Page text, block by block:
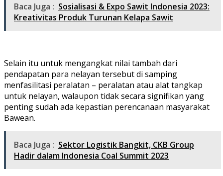
Baca Juga : Sosialisasi & Expo Sawit Indonesia 2023:
Kreativitas Produk Turunan Kelapa Sawit
Selain itu untuk mengangkat nilai tambah dari
pendapatan para nelayan tersebut di samping
menfasilitasi peralatan – peralatan atau alat tangkap
untuk nelayan, walaupon tidak secara signifikan yang
penting sudah ada kepastian perencanaan masyarakat
Bawean.
Baca Juga : Sektor Logistik Bangkit, CKB Group
Hadir dalam Indonesia Coal Summit 2023